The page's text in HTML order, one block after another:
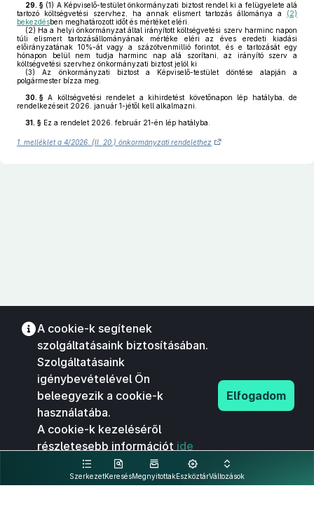
29. § (1) A Képviselő-testület önkormányzati biztost rendel ki a felügyelete alá
tartozó költségvetési szervhez, ha annak elismert tartozás állománya a (2)
bekezdésben meghatározott időt és mértéket eléri.
(2) Ha a helyi önkormányzat által irányított költségvetési szerv harminc napon
túli elismert tartozásállományának mértéke eléri az éves eredeti kiadási
előirányzatának 10%-át vagy a százötvenmillió forintot, és e tartozását egy
hónapon belül nem tudja harminc nap alá szorítani, az irányító szerv a
költségvetési szervhez önkormányzati biztost jelöl ki
(3) Az önkormányzati biztost a Képviselő-testület döntése alapján a
polgármester bízza meg.
30. § A költségvetési rendelet a kihirdetést követőnapon lép hatályba, de
rendelkezéseit 2026. január 1-jétől kell alkalmazni.
31. § Ez a rendelet 2026. február 21-én lép hatályba.
1. melléklet a 4/2026. (II. 20.) önkormányzati rendelethez
SzerkezetKeresésMegnyitottakEszköztárVáltozások
A cookie-k segítenek
szolgáltatásaink biztosításában.
Szolgáltatásaink
igénybevételével Ön
beleegyezik a cookie-k
használatába.
A cookie-k kezeléséről
részletesebb információt ide
kattintva olvashat.
Elfogadom